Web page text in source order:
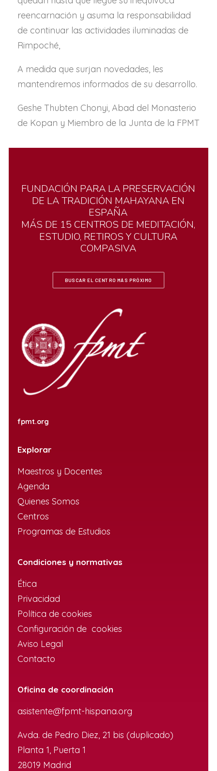
reencarnación y asuma la responsabilidad
de continuar las actividades iluminadas de
Rimpoché,
A medida que surjan novedades, les
mantendremos informados de su desarrollo.
Geshe Thubten Chonyi, Abad del Monasterio
de Kopan y Miembro de la Junta de la FPMT
FUNDACIÓN PARA LA PRESERVACIÓN
DE LATRADICIÓN MAHAYANA EN
ESPAÑA
MÁS DE 15 CENTROS DE MEDITACIÓN,
ESTUDIO, RETIROS YCULTURA
COMPASIVA
BUSCAR EL CENTRO MÁS PRÓXIMO
fpmt.org
Explorar
Maestros y Docentes
Agenda
Quienes Somos
Centros
Programas de Estudios
Condiciones y normativas
Ética
Privacidad
Política de cookies
Configuración de cookies
Aviso Legal
Contacto
Oficina de coordinación
asistente@fpmt-hispana.org
Avda. de Pedro Diez, 21 bis (duplicado)
Planta 1, Puerta 1
28019 Madrid